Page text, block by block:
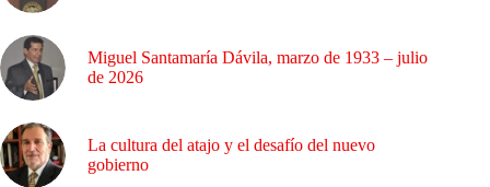
Miguel Santamaría Dávila, marzo de 1933 – julio
de 2026
La cultura del atajo y el desafío del nuevo
gobierno